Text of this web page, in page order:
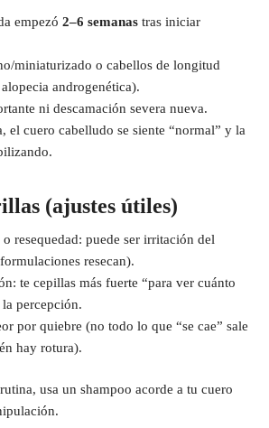
empezó 2–6 semanas tras iniciar
miniaturizado o cabellos de longitud
androgenética).
ni descamación severa nueva.
el cuero cabelludo se siente “normal” y la
(ajustes útiles)
resequedad: puede ser irritación del
resecan).
te cepillas más fuerte “para ver cuánto
percepción.
por quiebre (no todo lo que “se cae” sale
hay rotura).
usa un shampoo acorde a tu cuero